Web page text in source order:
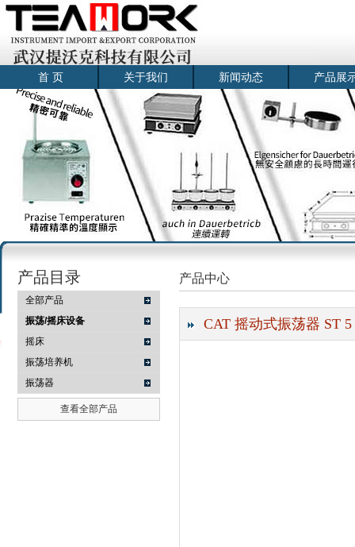
武汉提沃克科技有限公司
首 页 关于我们 新闻动态 产品展
产品目录
全部产品
振荡/摇床设备
摇床
振荡培养机
振荡器
查看全部产品
产品中心
CAT 摇动式振荡器 ST 5